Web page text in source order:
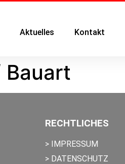
Aktuelles Kontakt
Bauart
RECHTLICHES
> IMPRESSUM
> DATENSCHUTZ